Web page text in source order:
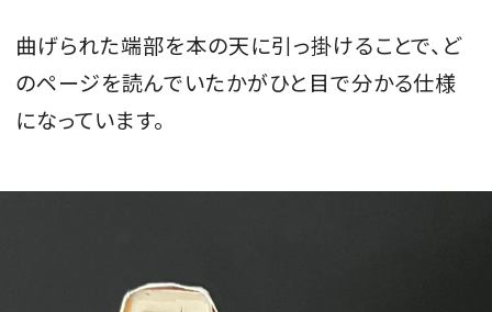
曲げられた端部を本の天に引っ掛けることで、ど
のページを読んでいたかがひと目で分かる仕様
になっています。